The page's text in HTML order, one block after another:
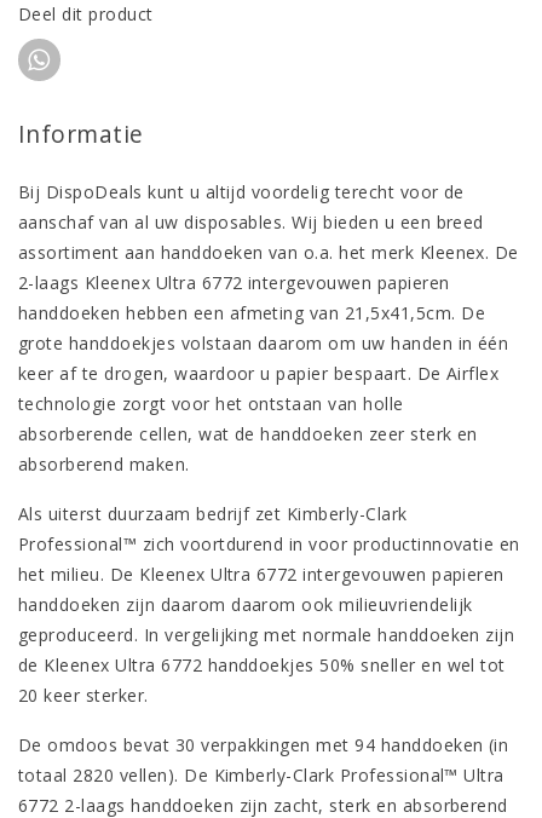
Deel dit product
Informatie
Bij DispoDeals kunt u altijd voordelig terecht voor de
aanschaf van al uw disposables. Wij bieden u een breed
assortiment aan handdoeken van o.a. het merk Kleenex. De
2-laags Kleenex Ultra 6772 intergevouwen papieren
handdoeken hebben een afmeting van 21,5x41,5cm. De
grote handdoekjes volstaan daarom om uw handen in één
keer af te drogen, waardoor u papier bespaart. De Airflex
technologie zorgt voor het ontstaan van holle
absorberende cellen, wat de handdoeken zeer sterk en
absorberend maken.
Als uiterst duurzaam bedrijf zet Kimberly-Clark
Professional™ zich voortdurend in voor productinnovatie en
het milieu. De Kleenex Ultra 6772 intergevouwen papieren
handdoeken zijn daarom daarom ook milieuvriendelijk
geproduceerd. In vergelijking met normale handdoeken zijn
de Kleenex Ultra 6772 handdoekjes 50% sneller en wel tot
20 keer sterker.
De omdoos bevat 30 verpakkingen met 94 handdoeken (in
totaal 2820 vellen). De Kimberly-Clark Professional™ Ultra
6772 2-laags handdoeken zijn zacht, sterk en absorberend